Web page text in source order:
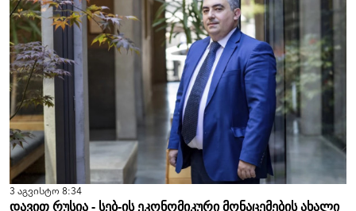
3 აგვისტო 8:34
დავით რუსია - სებ-ის ეკონომიკური მონაცემების ახალი